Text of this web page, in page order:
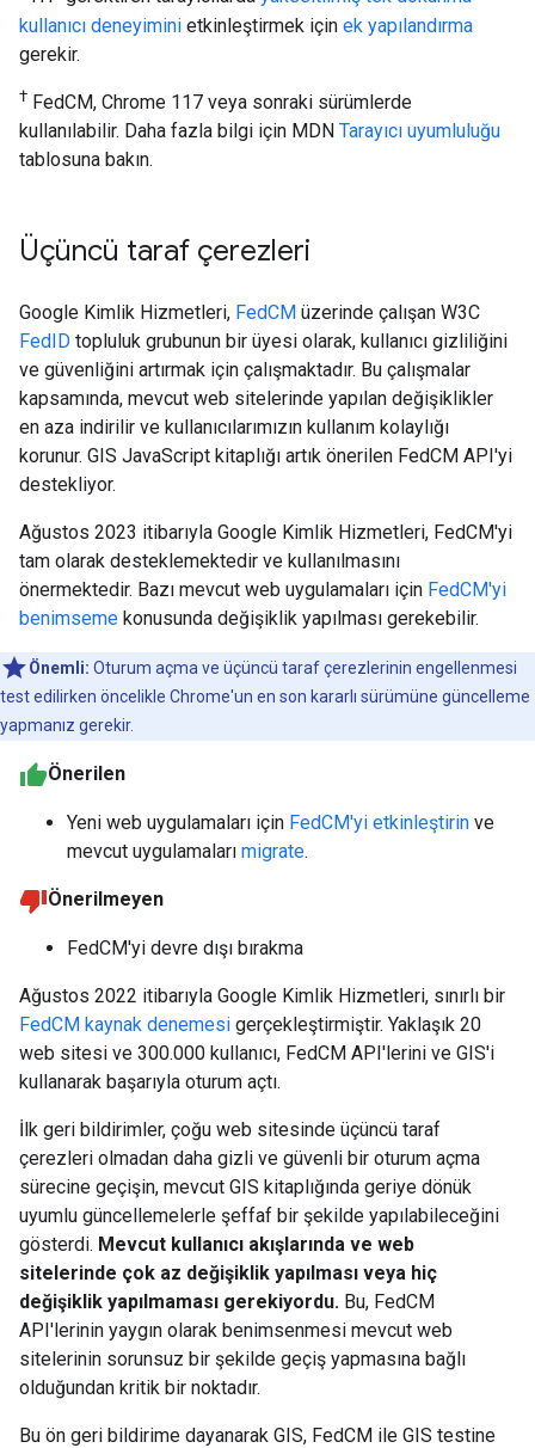
kullanıcı deneyimini etkinleştirmek için ek yapılandırma
gerekir.
† FedCM, Chrome 117 veya sonraki sürümlerde
kullanılabilir. Daha fazla bilgi için MDN Tarayıcı uyumluluğu
tablosuna bakın.
Üçüncü taraf çerezleri
Google Kimlik Hizmetleri, FedCM üzerinde çalışan W3C
FedID topluluk grubunun bir üyesi olarak, kullanıcı gizliliğini
ve güvenliğini artırmak için çalışmaktadır. Bu çalışmalar
kapsamında, mevcut web sitelerinde yapılan değişiklikler
en aza indirilir ve kullanıcılarımızın kullanım kolaylığı
korunur. GIS JavaScript kitaplığı artık önerilen FedCM API'yi
destekliyor.
Ağustos 2023 itibarıyla Google Kimlik Hizmetleri, FedCM'yi
tam olarak desteklemektedir ve kullanılmasını
önermektedir. Bazı mevcut web uygulamaları için FedCM'yi
benimseme konusunda değişiklik yapılması gerekebilir.
Önemli: Oturum açma ve üçüncü taraf çerezlerinin engellenmesi
test edilirken öncelikle Chrome'un en son kararlı sürümüne güncelleme
yapmanız gerekir.
Önerilen
Yeni web uygulamaları için FedCM'yi etkinleştirin ve
mevcut uygulamaları migrate.
Önerilmeyen
FedCM'yi devre dışı bırakma
Ağustos 2022 itibarıyla Google Kimlik Hizmetleri, sınırlı bir
FedCM kaynak denemesi gerçekleştirmiştir. Yaklaşık 20
web sitesi ve 300.000 kullanıcı, FedCM API'lerini ve GIS'i
kullanarak başarıyla oturum açtı.
İlk geri bildirimler, çoğu web sitesinde üçüncü taraf
çerezleri olmadan daha gizli ve güvenli bir oturum açma
sürecine geçişin, mevcut GIS kitaplığında geriye dönük
uyumlu güncellemelerle şeffaf bir şekilde yapılabileceğini
gösterdi. Mevcut kullanıcı akışlarında ve web
sitelerinde çok az değişiklik yapılması veya hiç
değişiklik yapılmaması gerekiyordu. Bu, FedCM
API'lerinin yaygın olarak benimsenmesi mevcut web
sitelerinin sorunsuz bir şekilde geçiş yapmasına bağlı
olduğundan kritik bir noktadır.
Bu ön geri bildirime dayanarak GIS, FedCM ile GIS testine